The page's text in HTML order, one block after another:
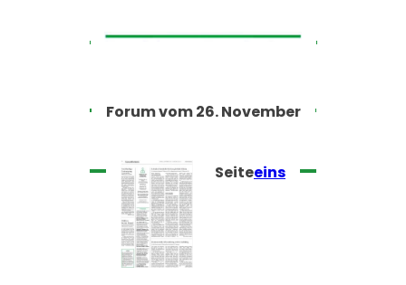
Forum vom 26. November
Seiteeins